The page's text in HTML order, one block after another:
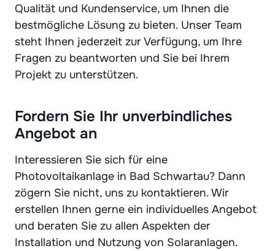
Qualität und Kundenservice, um Ihnen die
bestmögliche Lösung zu bieten. Unser Team
steht Ihnen jederzeit zur Verfügung, um Ihre
Fragen zu beantworten und Sie bei Ihrem
Projekt zu unterstützen.
Fordern Sie Ihr unverbindliches
Angebot an
Interessieren Sie sich für eine
Photovoltaikanlage in Bad Schwartau? Dann
zögern Sie nicht, uns zu kontaktieren. Wir
erstellen Ihnen gerne ein individuelles Angebot
und beraten Sie zu allen Aspekten der
Installation und Nutzung von Solaranlagen.